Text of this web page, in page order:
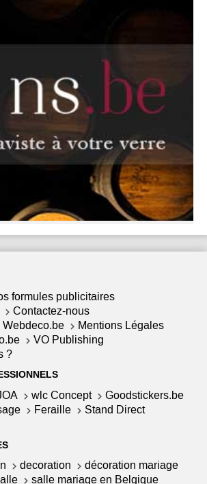
formules publicitaires
Contactez-nous
Mentions Légales
VO Publishing
?
wlc Concept
Goodstickers.be
Feraille
Stand Direct
decoration
décoration mariage
salle mariage en Belgique